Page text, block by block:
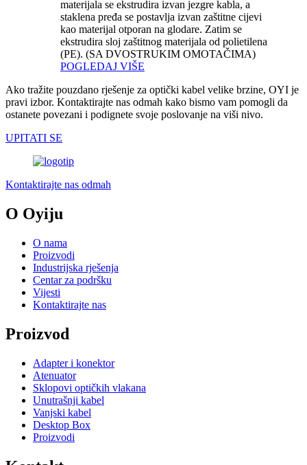
materijala se ekstrudira izvan jezgre kabla, a
staklena pređa se postavlja izvan zaštitne cijevi
kao materijal otporan na glodare. Zatim se
ekstrudira sloj zaštitnog materijala od polietilena
(PE). (SA DVOSTRUKIM OMOTAČIMA)
POGLEDAJ VIŠE
Ako tražite pouzdano rješenje za optički kabel velike brzine, OYI je
pravi izbor. Kontaktirajte nas odmah kako bismo vam pomogli da
ostanete povezani i podignete svoje poslovanje na viši nivo.
UPITATI SE
Kontaktirajte nas odmah
O Oyiju
O nama
Proizvodi
Industrijska rješenja
Centar za podršku
Vijesti
Kontaktirajte nas
Proizvod
Adapter i konektor
Atenuator
Sklopovi optičkih vlakana
Unutrašnji kabel
Vanjski kabel
Desktop Box
Proizvodi